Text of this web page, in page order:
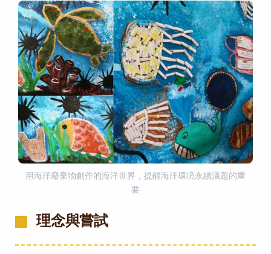
用海洋廢棄物創作的海洋世界，提醒海洋環境永續議題的重
要
理念與嘗試